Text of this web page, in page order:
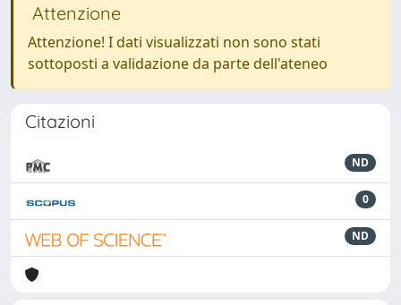
Attenzione
Attenzione! I dati visualizzati non sono stati
sottoposti a validazione da parte dell'ateneo
Citazioni
ND
0
ND